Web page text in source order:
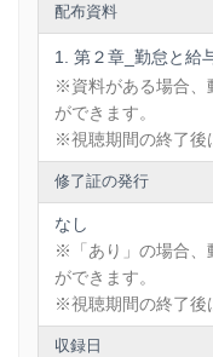
配布資料
第２章_勤怠と給
※資料がある場合、
ができます。
※視聴期間の終了後
修了証の発行
なし
※「あり」の場合、
ができます。
※視聴期間の終了後
収録日